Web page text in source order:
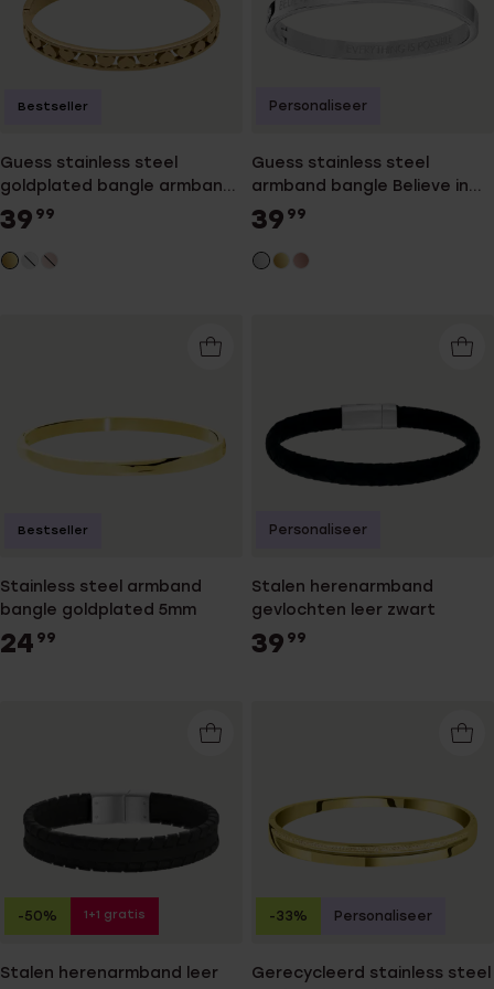
Guess stainless steel
goldplated bangle armband
Heart
39 99
Bestseller
Guess stainless steel
armband bangle Believe in
yourself
39 99
Personaliseer
Stainless steel armband
bangle goldplated 5mm
24 99
Bestseller
Stalen herenarmband
gevlochten leer zwart
39 99
Personaliseer
Stalen herenarmband leer
-50% 1+1 gratis
Gerecycleerd stainless steel
-33% Personaliseer